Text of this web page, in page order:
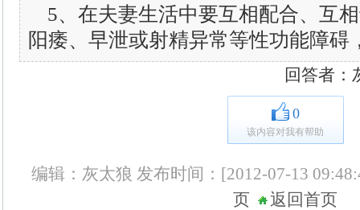
5、在夫妻生活中要互相配合、互
阳痿、早泄或射精异常等性功能障碍
回答者：
0
该内容对我有帮助
编辑：灰太狼 发布时间：[2012-07-13
页
返回首页